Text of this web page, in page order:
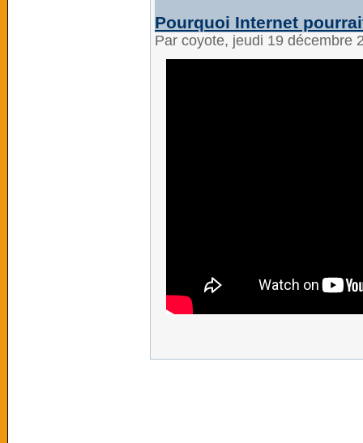
Pourquoi Internet
Par coyote, jeudi 19 décembre